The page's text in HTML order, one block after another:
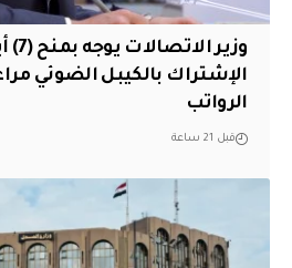
وزير
الإشتراك بالكيبل الضوئي
الرواتب
قبل 21 ساعة